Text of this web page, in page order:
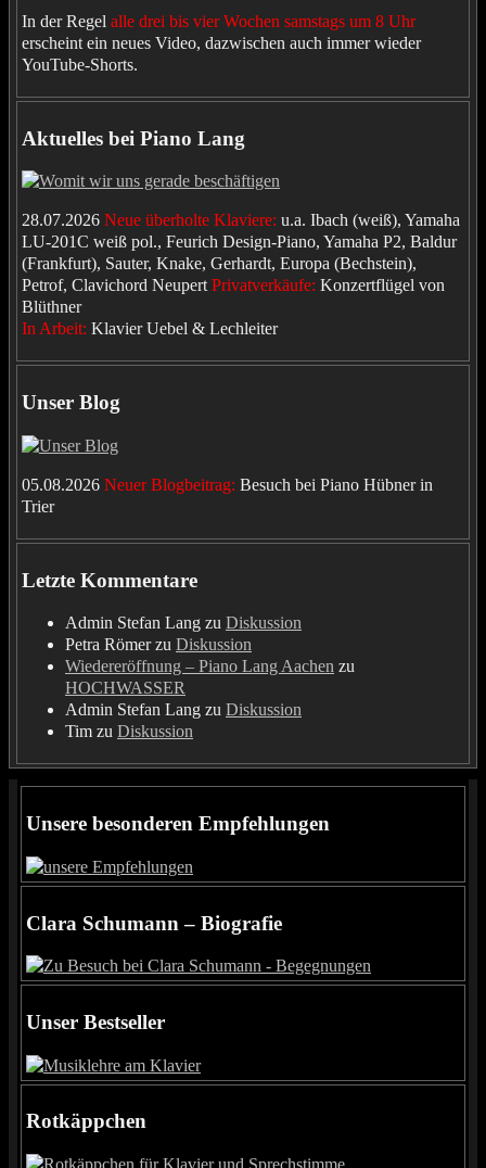
In der Regel alle drei bis vier Wochen samstags um 8 Uhr
erscheint ein neues Video, dazwischen auch immer wieder
YouTube-Shorts.
Aktuelles bei Piano Lang
28.07.2026 Neue überholte Klaviere: u.a. Ibach (weiß), Yamaha
LU-201C weiß pol., Feurich Design-Piano, Yamaha P2, Baldur
(Frankfurt), Sauter, Knake, Gerhardt, Europa (Bechstein),
Petrof, Clavichord NeupertPrivatverkäufe: Konzertflügel von
Blüthner
In Arbeit: Klavier Uebel & Lechleiter
Unser Blog
05.08.2026 Neuer Blogbeitrag: Besuch bei Piano Hübner in
Trier
Letzte Kommentare
Admin Stefan Lang zu Diskussion
Petra Römerzu Diskussion
Wiedereröffnung – Piano Lang Aachen zu
HOCHWASSER
Admin Stefan Lang zu Diskussion
Tim zu Diskussion
Unsere besonderen Empfehlungen
Clara Schumann – Biografie
Unser Bestseller
Rotkäppchen